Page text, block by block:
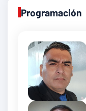
Programación